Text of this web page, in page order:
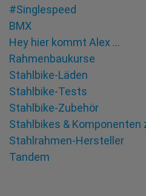
#Singlespeed
BMX
Hey hier kommt Alex …
Rahmenbaukurse
Stahlbike-Läden
Stahlbike-Tests
Stahlbike-Zubehör
Stahlbikes & Komponenten
Stahlrahmen-Hersteller
Tandem